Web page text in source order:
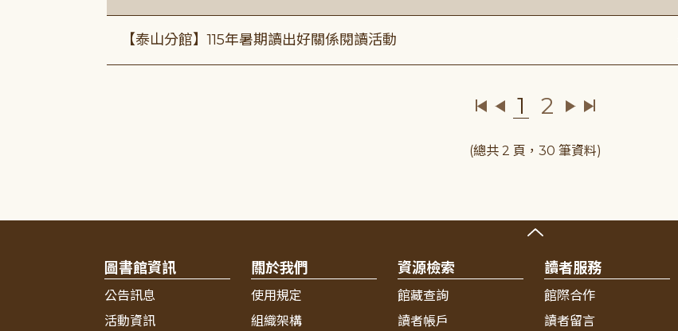
【泰山分館】115年暑期讀出好關係閱讀活動
1 2
(總共 2 頁，30 筆資料)
圖書館資訊
公告訊息
活動資訊
關於我們
使用規定
組織架構
資源檢索
館藏查詢
讀者帳戶
讀者服務
館際合作
讀者留言